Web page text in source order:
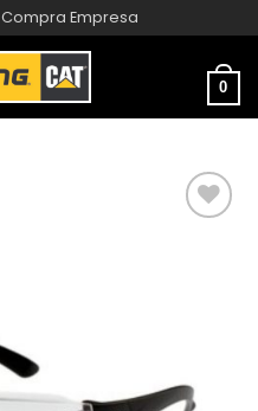
Compra Empresa
0